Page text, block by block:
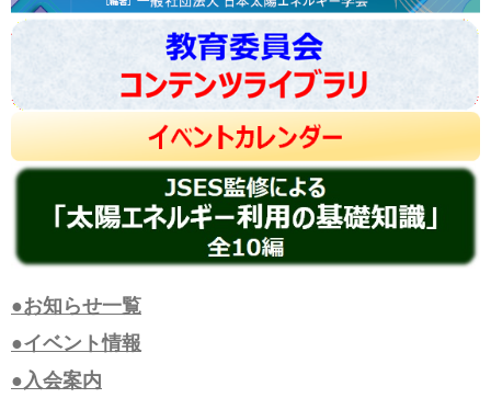
●お知らせ一覧
●イベント情報
●入会案内